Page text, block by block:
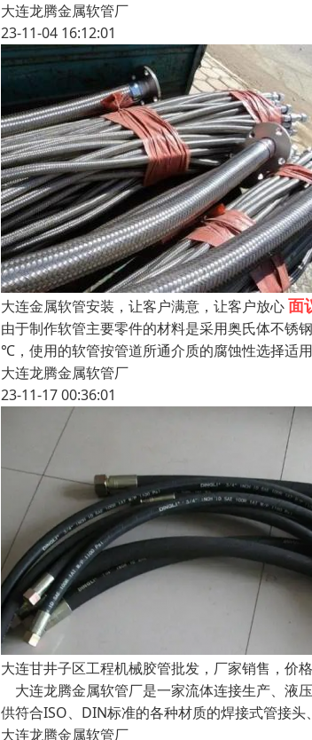
大连龙腾金属软管厂
23-11-04 16:12:01
大连金属软管安装，让客户满意，让客户放心面
由于制作软管主要零件的材料是采用奥氏体不锈
℃，使用的软管按管道所通介质的腐蚀性选择适
大连龙腾金属软管厂
23-11-17 00:36:01
大连甘井子区工程机械胶管批发，厂家销售，价
大连龙腾金属软管厂是一家流体连接生产、液
供符合ISO、DIN标准的各种材质的焊接式管接
大连龙腾金属软管厂